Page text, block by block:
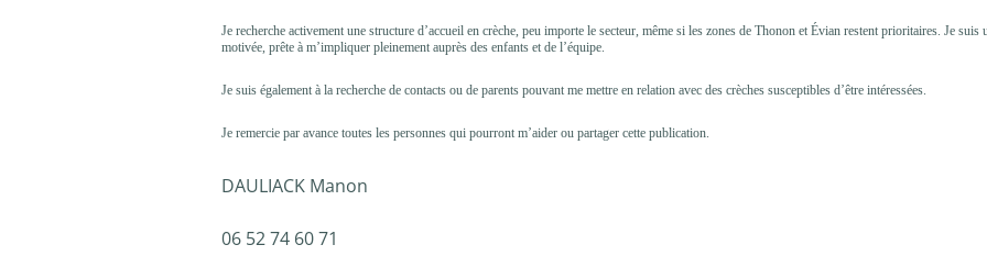
Je recherche activement une structure d’accueil en crèche, peu importe le secteur, même si les zones de Thonon et Évian restent prioritaires. Je
motivée, prête à m’impliquer pleinement auprès des enfants et de l’équipe.
Je suis également à la recherche de contacts ou de parents pouvant me mettre en relation avec des crèches susceptibles d’être intéressées.
Je remercie par avance toutes les personnes qui pourront m’aider ou partager cette publication.
DAULIACK Manon
06 52 74 60 71